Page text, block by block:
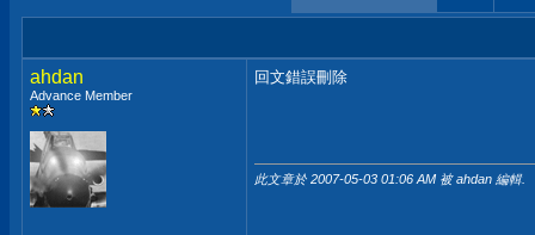
ahdan
Advance Member
回文錯誤刪除
此文章於 2007-05-03 01:06 AM 被 ahdan 編輯.